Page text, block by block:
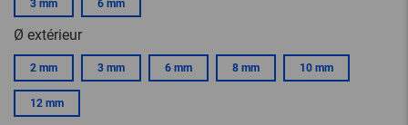
3 mm 6 mm
Ø extérieur
2 mm 3 mm 6 mm 8 mm 10 mm
12 mm